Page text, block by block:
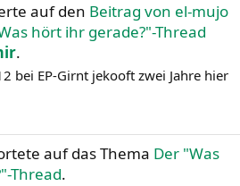
auf den Beitrag von el-mujo
hört ihr gerade?"-Thread
.
bei EP-Girnt jekooft zwei Jahre hier
auf das Thema Der "Was
Thread.